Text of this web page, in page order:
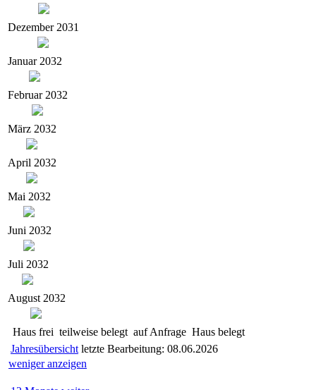
Dezember 2031
Januar 2032
Februar 2032
März 2032
April 2032
Mai 2032
Juni 2032
Juli 2032
August 2032
Haus frei teilweise belegt auf Anfrage Haus belegt
Jahresübersicht letzte Bearbeitung: 08.06.2026
weniger anzeigen